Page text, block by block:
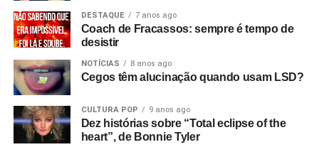
DESTAQUE 7 anos ago
Coach de Fracassos: sempre é tempo de
desistir
NOTÍCIAS 8 anos ago
Cegos têm alucinação quando usam LSD?
CULTURA POP 9 anos ago
Dez histórias sobre “Total eclipse of the
heart”, de Bonnie Tyler